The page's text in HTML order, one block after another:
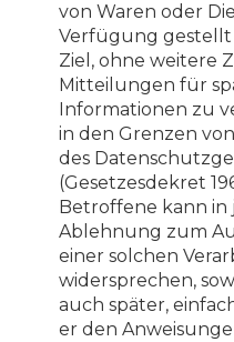
von Waren oder
Verfügung
Ziel, ohne weitere
Mitteilungen für
Informationen zu
in den Grenzen
des
(Gesetzesdekret
Betroffene kann in
Ablehnung zum
einer solchen
widersprechen,
auch später,
er den